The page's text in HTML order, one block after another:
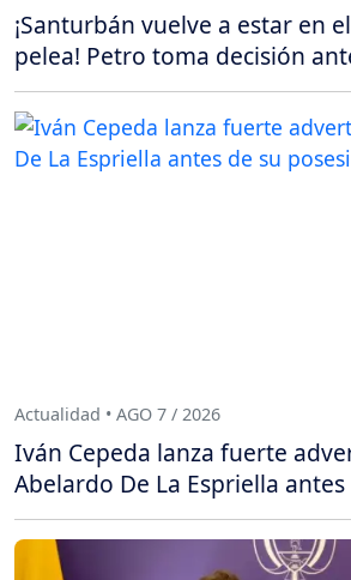
¡Santurbán vuelve a estar en
pelea! Petro toma decisión
Actualidad • AGO 7 / 2026
Iván Cepeda lanza fuerte
Abelardo De La Espriella